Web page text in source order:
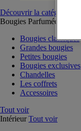
Découvrir la catégorie
Bougies Parfumées
Bougies classiques
Grandes bougies
Petites bougies
Bougies exclusives
Chandelles
Les coffrets
Accessoires
Tout voir
Intérieur Tout voir